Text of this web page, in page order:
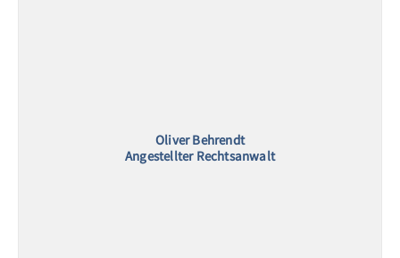
Oliver Behrendt
Angestellter Rechtsanwalt